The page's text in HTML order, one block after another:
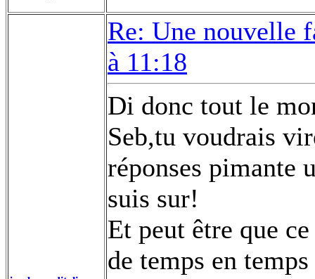
Re: Une nouvelle
à 11:18
Di donc tout le
Seb,tu voudrais
réponses pimante
suis sur!
Et peut être que
de temps en